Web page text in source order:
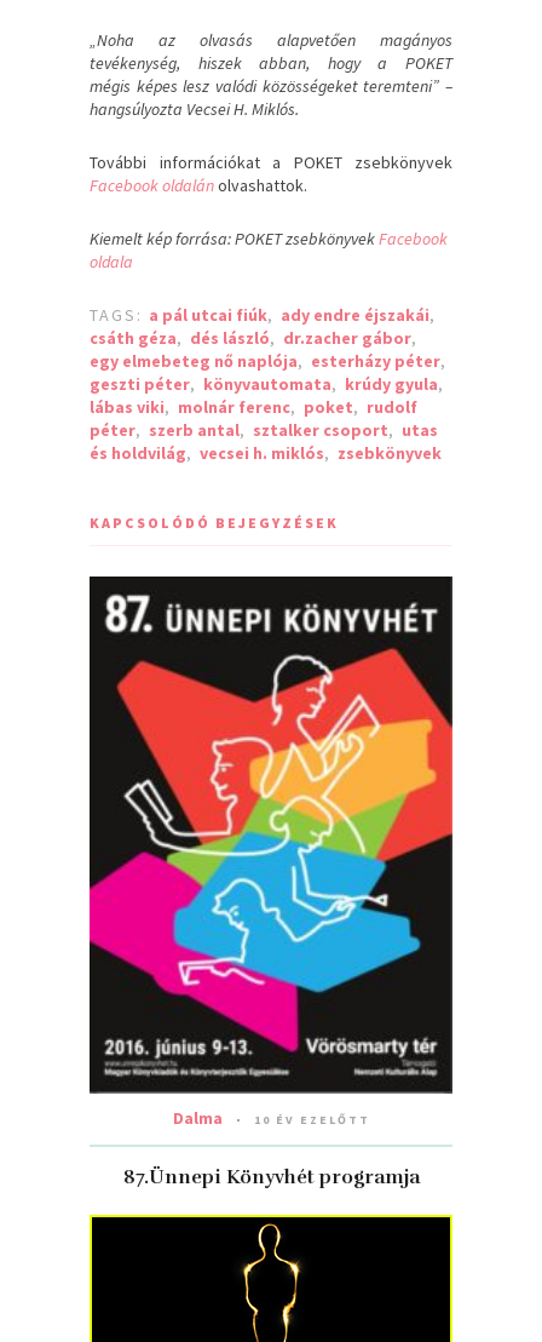
„Noha az olvasás alapvetően magányos
tevékenység, hiszek abban, hogy a POKET
mégis képes lesz valódi közösségeket teremteni” –
hangsúlyozta Vecsei H. Miklós.
További információkat a POKET zsebkönyvek
Facebook oldalánolvashattok.
Kiemelt kép forrása: POKET zsebkönyvekFacebook
oldala
TAGS: a pál utcai fiúk, ady endre éjszakái,
csáth géza, dés lászló, dr.zacher gábor,
egy elmebeteg nő naplója, esterházy péter,
geszti péter, könyvautomata, krúdy gyula,
lábas viki, molnár ferenc, poket, rudolf
péter, szerb antal, sztalker csoport, utas
és holdvilág, vecsei h. miklós, zsebkönyvek
KAPCSOLÓDÓ BEJEGYZÉSEK
Dalma 10 ÉV EZELŐTT
87.Ünnepi Könyvhét programja